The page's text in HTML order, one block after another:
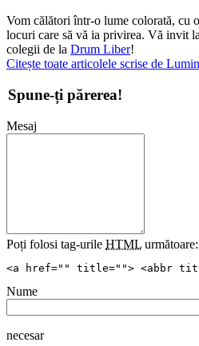
Vom călători într-o lume colorată, cu
locuri care să vă ia privirea. Vă invit
colegii de la Drum Liber!
Citește toate articolele scrise de
Spune-ți părerea!
Mesaj
Poți folosi tag-urile HTML următoare:
<a href="" title=""> <abbr
Nume
necesar